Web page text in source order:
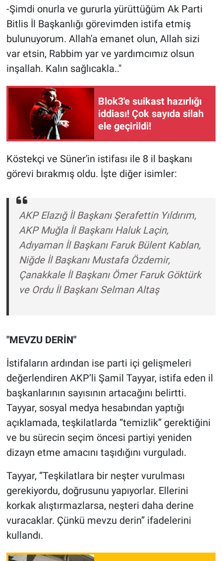
-Şimdi onurla ve gururla yürüttüğüm Ak Parti
Bitlis İl Başkanlığı görevimden istifa etmiş
bulunuyorum. Allah'a emanet olun, Allah sizi
var etsin, Rabbim yar ve yardımcımız olsun
inşallah. Kalın sağlıcakla.."
Blok3'e suikast hazırlığı
iddiası! Çok sayıda silah
ele geçirildi!
Köstekçi ve Süner'in istifası ile 8 il başkanı
görevi bırakmış oldu. İşte diğer isimler:
AKP Elazığ İl Başkanı Şerafettin Yıldırım,
AKP Muğla İl Başkanı Haluk Laçin,
Adıyaman İl Başkanı Faruk Bülent Kablan,
Niğde İl Başkanı Mustafa Özdemir,
Çanakkale İl Başkanı Ömer Faruk Göktürk
ve Ordu İl Başkanı Selman Altaş
"MEVZU DERİN"
İstifaların ardından ise parti içi gelişmeleri
değerlendiren AKP’li Şamil Tayyar, istifa eden il
başkanlarının sayısının artacağını belirtti.
Tayyar, sosyal medya hesabından yaptığı
açıklamada, teşkilatlarda “temizlik” gerektiğini
ve bu sürecin seçim öncesi partiyi yeniden
dizayn etme amacını taşıdığını vurguladı.
Tayyar, “Teşkilatlara bir neşter vurulması
gerekiyordu, doğrusunu yapıyorlar. Ellerini
korkak alıştırmazlarsa, neşteri daha derine
vuracaklar. Çünkü mevzu derin” ifadelerini
kullandı.
Teknoloji
Türkiye'nin Geleceği
Türkiye'nin Gündemi
Yerel Gündem
Yerel Yaşam